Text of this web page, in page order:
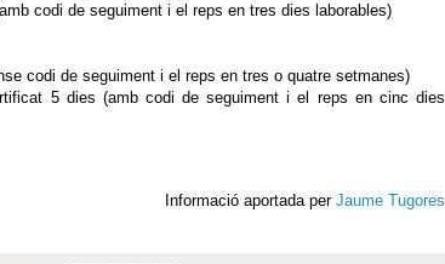
codi de seguiment i el reps en tres dies laborables)
codi de seguiment i el reps en tres o quatre setmanes)
5 dies (amb codi de seguiment i el reps en cinc dies
Informació aportada per Jaume Tugores